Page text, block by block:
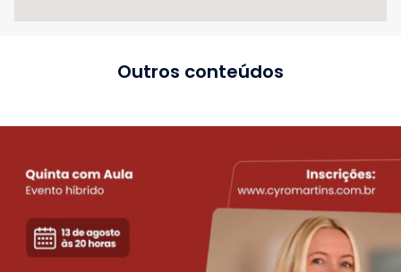
Outros conteúdos